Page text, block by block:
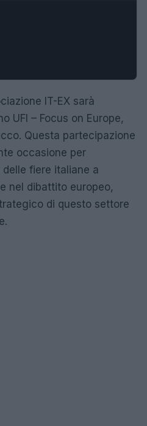
IT-EX sarà
UFI – Focus on Europe,
Questa partecipazione
occasione per
fiere italiane a
nel dibattito europeo,
di questo settore